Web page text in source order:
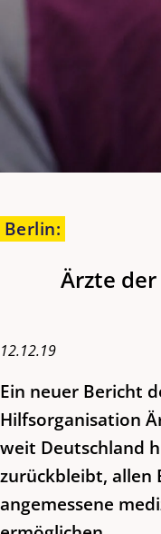
Berlin:
Ärzte
12.12.19
Ein neuer Bericht
Hilfsorganisation
weit Deutschland
zurückbleibt, allen
angemessene